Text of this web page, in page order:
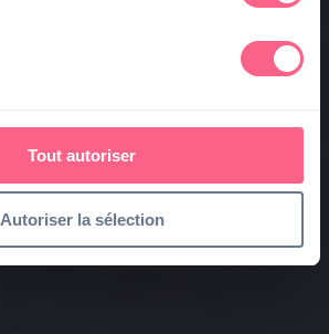
Tout autoriser
Autoriser la sélection